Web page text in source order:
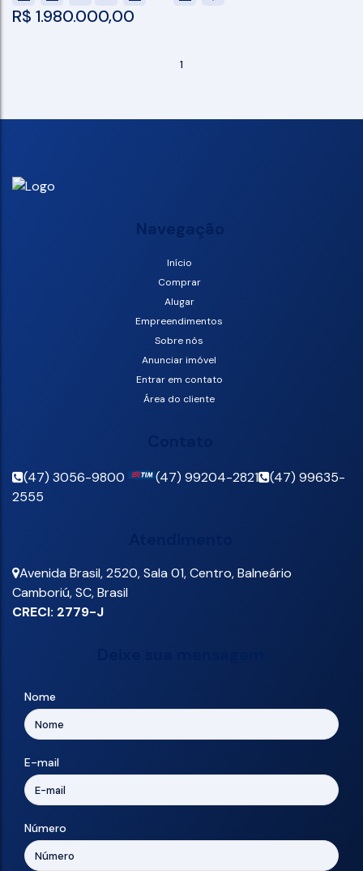
R$ 1.980.000,00
1
Navegação
Início
Comprar
Alugar
Empreendimentos
Sobre nós
Anunciar imóvel
Entrar em contato
Área do cliente
(47) 3056-9800 (47) 99204-2821
(47) 99635-
2555
Avenida Brasil,2520,Sala 01,Centro,Balneário
Camboriú,SC,Brasil
CRECI: 2779-J
Nome
E-mail
Número